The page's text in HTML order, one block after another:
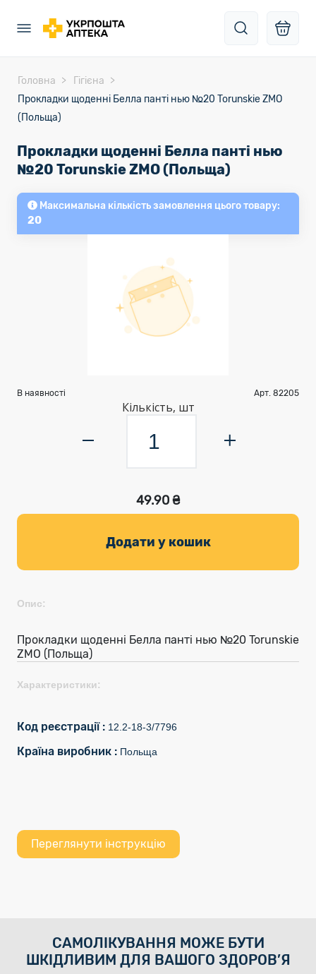
Головна
Гігієна
Прокладки щоденні Белла панті нью №20 Torunskie ZMO
(Польща)
Прокладки щоденні Белла панті нью
№20 Torunskie ZMO (Польща)
Максимальна кількість замовлення цього товару:
20
В наявності Арт. 82205
Кількість, шт
49.90 ₴
Додати у кошик
Опис:
Прокладки щоденні Белла панті нью №20 Torunskie
ZMO (Польща)
Характеристики:
Код реєстрації : 12.2-18-3/7796
Країна виробник : Польща
Переглянути інструкцію
САМОЛІКУВАННЯ МОЖЕ БУТИ
ШКІДЛИВИМ ДЛЯ ВАШОГО ЗДОРОВ’Я